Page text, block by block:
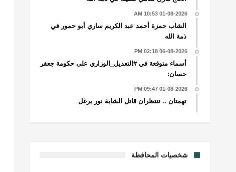
01-08-2026 10:53 AM
الشاب حمزة أحمد عبد الكريم ساري أبو حمور في
ذمة الله
06-08-2026 02:18 PM
أسماء متوقعة في #التعديل_الوزاري على حكومة جعفر
حسان:
01-08-2026 09:47 PM
تهمتان .. تنتظران قاتل الشابة نور برغل
شخصيات المحافظة